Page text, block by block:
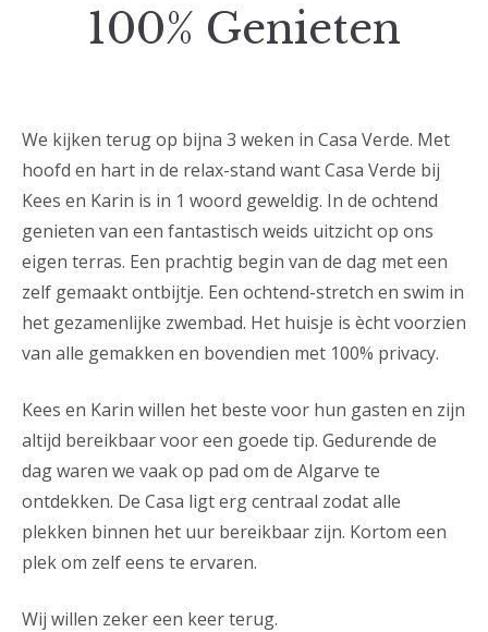
100% Genieten
We kijken terug op bijna 3 weken in Casa Verde. Met
hoofd en hart in de relax-stand want Casa Verde bij
Kees en Karin is in 1 woord geweldig. In de ochtend
genieten van een fantastisch weids uitzicht op ons
eigen terras. Een prachtig begin van de dag met een
zelf gemaakt ontbijtje. Een ochtend-stretch en swim in
het gezamenlijke zwembad. Het huisje is ècht voorzien
van alle gemakken en bovendien met 100% privacy.
Kees en Karin willen het beste voor hun gasten en zijn
altijd bereikbaar voor een goede tip. Gedurende de
dag waren we vaak op pad om de Algarve te
ontdekken. De Casa ligt erg centraal zodat alle
plekken binnen het uur bereikbaar zijn. Kortom een
plek om zelf eens te ervaren.
Wij willen zeker een keer terug.